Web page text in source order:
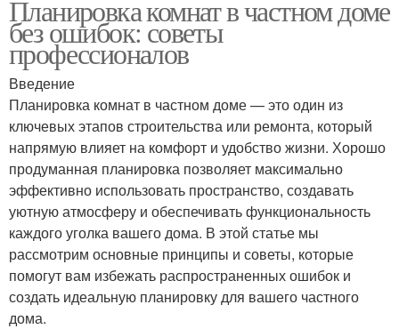
Планировка комнат в частном доме
без ошибок: советы
профессионалов
Введение
Планировка комнат в частном доме — это один из
ключевых этапов строительства или ремонта, который
напрямую влияет на комфорт и удобство жизни. Хорошо
продуманная планировка позволяет максимально
эффективно использовать пространство, создавать
уютную атмосферу и обеспечивать функциональность
каждого уголка вашего дома. В этой статье мы
рассмотрим основные принципы и советы, которые
помогут вам избежать распространенных ошибок и
создать идеальную планировку для вашего частного
дома.